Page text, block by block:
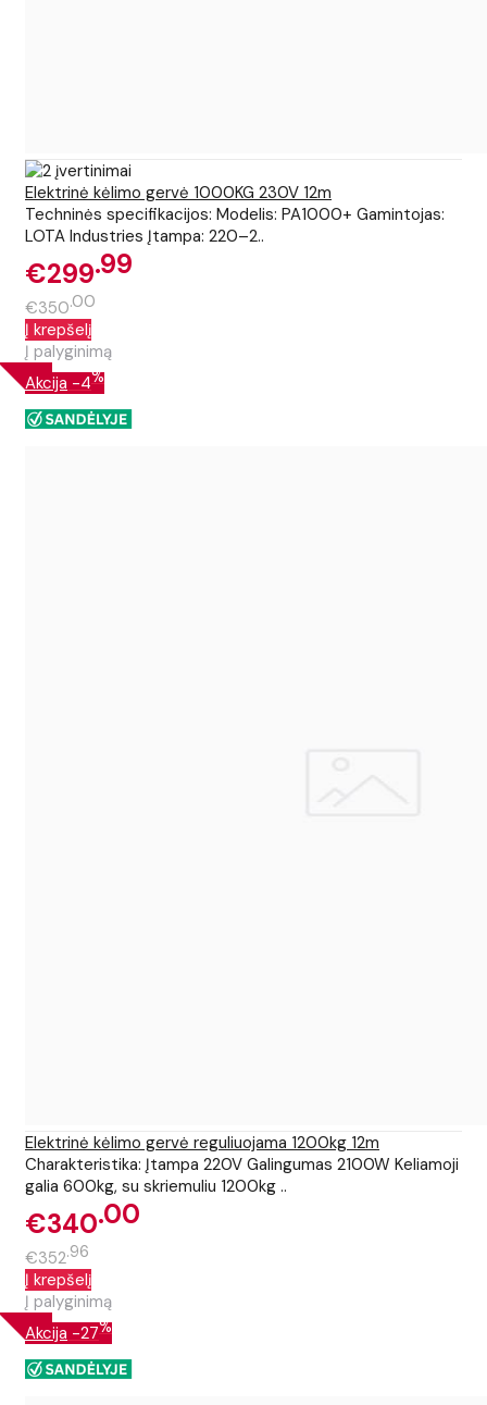
Elektrinė kėlimo gervė 1000KG 230V 12m
Techninės specifikacijos: Modelis: PA1000+ Gamintojas:
LOTA Industries Įtampa: 220–2..
€299 99
€350 00
Į krepšelį
Į palyginimą
Akcija -4%
Elektrinė kėlimo gervė reguliuojama 1200kg 12m
Charakteristika: Įtampa 220V Galingumas 2100W Keliamoji
galia 600kg, su skriemuliu 1200kg ..
€340 00
€352 96
Į krepšelį
Į palyginimą
Akcija -27%